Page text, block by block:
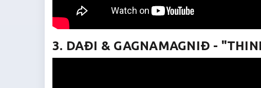
3. DAÐI & GAGNAMAGNIÐ -